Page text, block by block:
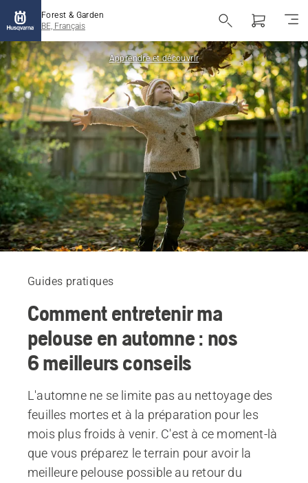
Forest & Garden
BE, Français
Apprendre et découvrir
Guides pratiques
Comment entretenir ma
pelouse en automne : nos
6 meilleurs conseils
L'automne ne se limite pas au nettoyage des
feuilles mortes et à la préparation pour les
mois plus froids à venir. C'est à ce moment-là
que vous préparez le terrain pour avoir la
meilleure pelouse possible au retour du